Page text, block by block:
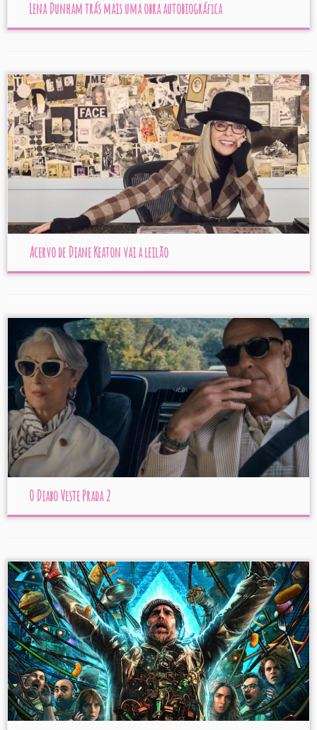
Lena Dunham trás mais uma obra autobiográfica
Acervo de Diane Keaton vai a leilão
O Diabo Veste Prada 2